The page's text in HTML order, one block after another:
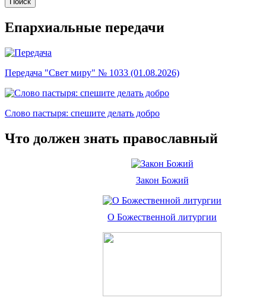
Епархиальные передачи
Передача "Свет миру" № 1033 (01.08.2026)
Слово пастыря: спешите делать добро
Что должен знать православный
Закон Божий
О Божественной литургии